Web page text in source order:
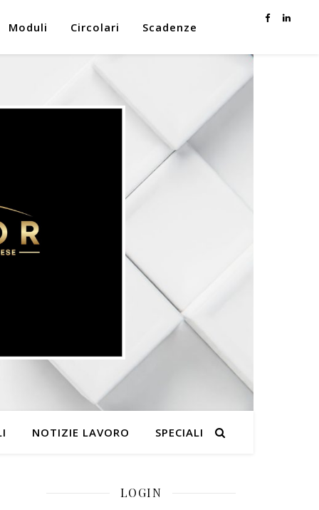
Moduli Circolari Scadenze
NOTIZIE LAVORO SPECIALI
LOGIN